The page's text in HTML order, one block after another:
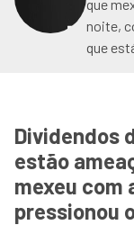
que
noite,
que
Dividendos
estão
mexeu com
pressionou